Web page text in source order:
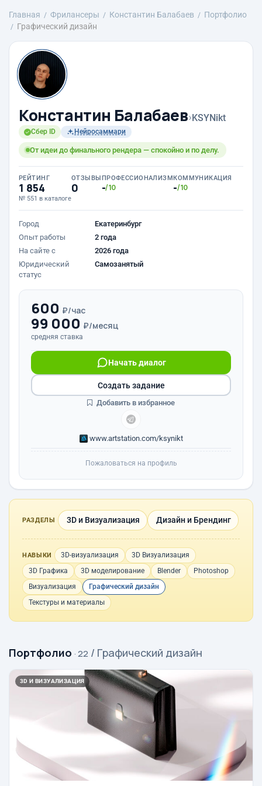
Главная Фрилансеры Константин Балабаев
Портфолио
Графический дизайн
Константин Балабаев›KSYNikt
Сбер ID Нейросаммари
От идеи до финального рендера — спокойно и по делу.
РЕЙТИНГ
1 854
№ 551 в каталоге
ОТЗЫВЫ
0
ПРОФЕССИОНАЛИЗМ
-/10
КОММУНИКАЦИЯ
-/10
Город
Екатеринбург
Опыт работы
2 года
На сайте с
2026 года
Юридический
статус
Самозанятый
600 ₽/час
99 000 ₽/месяц
средняя ставка
Начать диалог
www.artstation.com/ksynikt
Создать задание
Добавить в избранное
Пожаловаться на профиль
РАЗДЕЛЫ 3D и Визуализация Дизайн и Брендинг
НАВЫКИ 3D-визуализация
3D Визуализация
3D Графика
3D моделирование Blender
Photoshop
Визуализация
Графический дизайн
Текстуры и материалы
Портфолио · 22 / Графический дизайн
3D И ВИЗУАЛИЗАЦИЯ